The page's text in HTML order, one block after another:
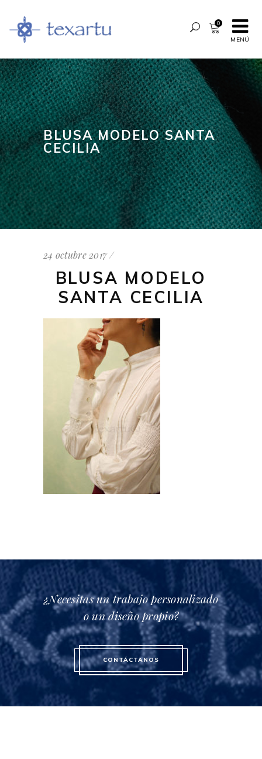
MENÚ
0
BLUSA MODELO SANTA
CECILIA
24 octubre 2017
BLUSA MODELO
SANTA CECILIA
¿Necesitas un trabajo personalizado
o un diseño propio?
CONTÁCTANOS